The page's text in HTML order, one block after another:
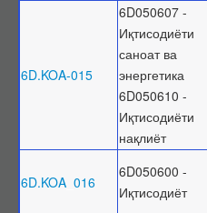
Маҷаллаҳои
Қоидаҳои бақайдгирии маҷалла
Феҳристи муваққатии
Саволу ҷавобҳо
Барои унвонҷӯёни дараҷаҳои
Барои довталабони унвонҳои
Саволҳои маъмул
6D.KOA-015
6D050607 -
Иқтисодиёти
саноат ва
энергетика
6D050610 -
Иқтисодиёти
нақлиёт
6D.KOA 016
6D050600 -
Иқтисодиёт